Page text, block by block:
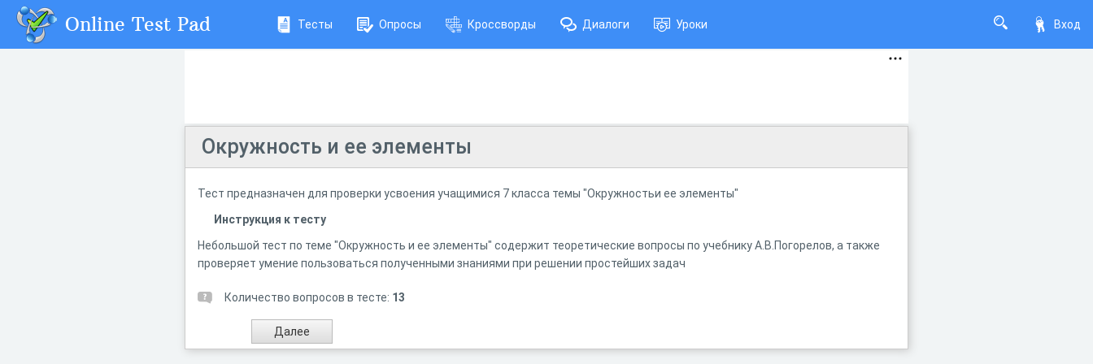
Вход
Online Test Pad Тесты Опросы Кроссворды Диалоги Уроки
Окружность и ее элементы
Тест предназначен для проверки усвоения учащимися 7 класса темы "Окружностьи ее элементы"
Инструкция к тесту
Небольшой тест по теме "Окружность и ее элементы" содержит теоретические вопросы по учебнику А.В.Погорелов, а также
проверяет умение пользоваться полученными знаниями при решении простейших задач
Количество вопросов в тесте: 13